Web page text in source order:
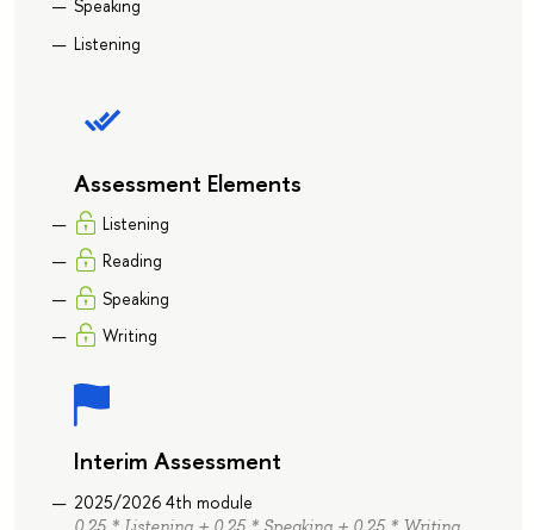
Speaking
Listening
Assessment Elements
Listening
Reading
Speaking
Writing
Interim Assessment
2025/2026 4th module